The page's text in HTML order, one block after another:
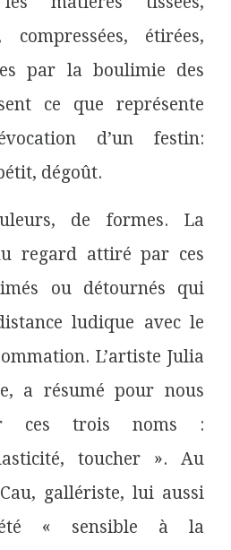
compressées, étirées,
par la boulimie des
ce que représente
d’un festin:
dégoût.
de formes. La
regard attiré par ces
ou détournés qui
ludique avec le
L’artiste Julia
a résumé pour nous
ces trois noms :
toucher ». Au
gallériste, lui aussi
« sensible à la